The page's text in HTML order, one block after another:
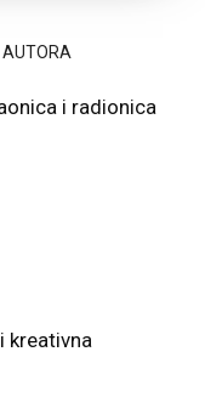
AUTORA
i radionica
kreativna